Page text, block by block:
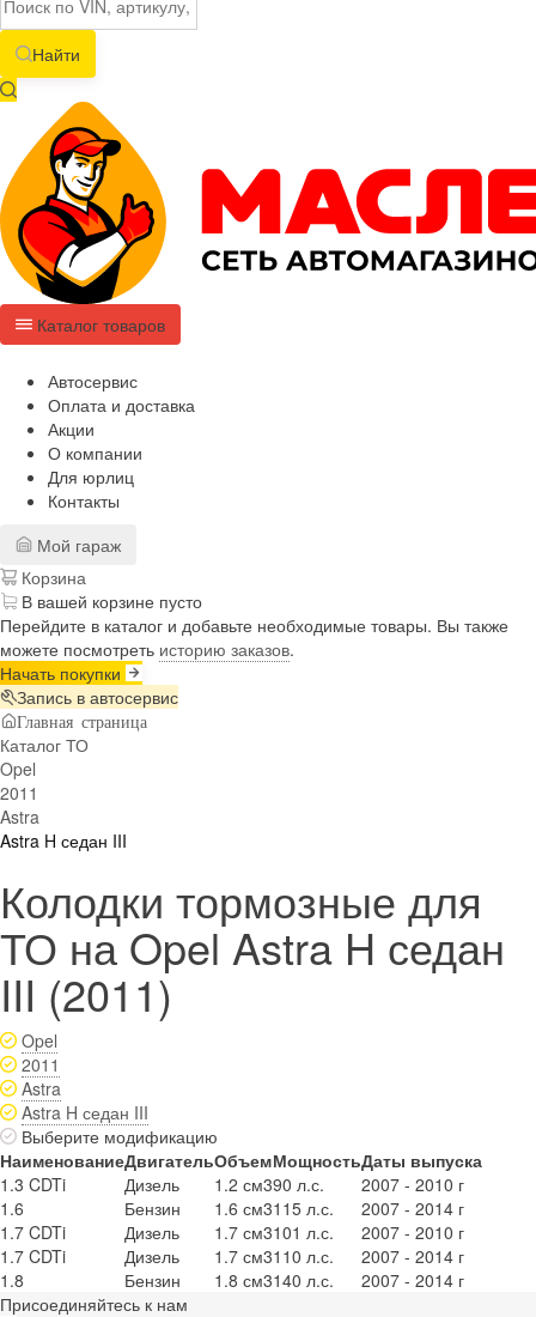
Найти
Каталог товаров
Автосервис
Оплата и доставка
Акции
О компании
Для юрлиц
Контакты
Мой гараж
Корзина
В вашей корзине пусто
Перейдите в каталог и добавьте необходимые товары. Вы также
можете посмотреть историю заказов.
Начать покупки
Запись в автосервис
Главная страница
Каталог ТО
Opel
2011
Astra
Astra H седан III
Колодки тормозные для
ТО на Opel Astra H седан
III (2011)
Opel
2011
Astra
Astra H седан III
Выберите модификацию
НаименованиеДвигательОбъемМощностьДаты выпуска
1.3 CDTi
Дизель 1.2 см390 л.с.
2007 - 2010 г
1.6
Бензин 1.6 см3115 л.с.
2007 - 2014 г
1.7 CDTi
Дизель 1.7 см3101 л.с.
2007 - 2010 г
1.7 CDTi
Дизель 1.7 см3110 л.с.
2007 - 2014 г
1.8
Бензин 1.8 см3140 л.с.
2007 - 2014 г
Присоединяйтесь к нам